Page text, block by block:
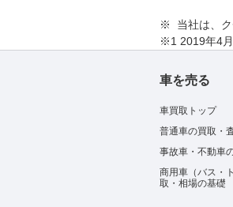
※ 当社は、ク
※1 2019年4
車を売る
車買取トップ
普通車の買取・
事故車・不動車
商用車（バス・
取・相場の基礎